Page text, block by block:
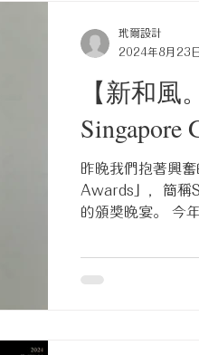
安。 所幸在典禮
今晚的年度頒獎典
牛排，大家直接
續致力於設計的
【新和
Singapore
昨晚我們抱著興
Awards」，簡稱
的頒獎晚宴。 今
SG...
玳爾設計
2024年8月23日